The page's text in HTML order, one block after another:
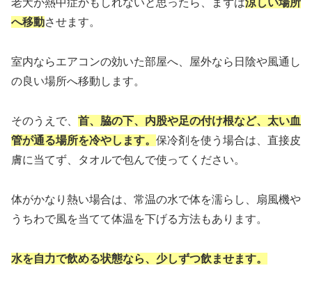
老犬が熱中症かもしれないと思ったら、まずは涼しい場所
へ移動させます。
室内ならエアコンの効いた部屋へ、屋外なら日陰や風通し
の良い場所へ移動します。
そのうえで、 首、脇の下、内股や足の付け根など、太い血
管が通る場所を冷やします。 保冷剤を使う場合は、直接皮
膚に当てず、タオルで包んで使ってください。
体がかなり熱い場合は、常温の水で体を濡らし、扇風機や
うちわで風を当てて体温を下げる方法もあります。
水を自力で飲める状態なら、少しずつ飲ませます。